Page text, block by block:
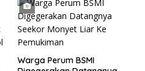
Warga Perum BSMI